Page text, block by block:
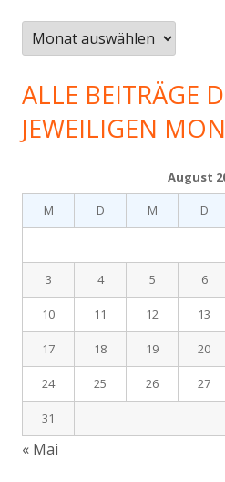
Was
gab
es
im…
ALLE BEITRÄGE
JEWEILIGEN
August
M
D M D
3 4 5 6
10 11 12 13
17 18 19 20
24 25 26 27
31
« Mai